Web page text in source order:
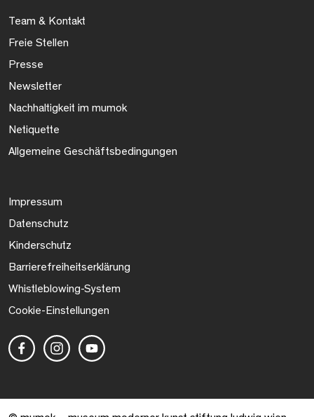
Team & Kontakt
Freie Stellen
Presse
Newsletter
Nachhaltigkeit im mumok
Netiquette
Allgemeine Geschäftsbedingungen
Impressum
Datenschutz
Kinderschutz
Barrierefreiheitserklärung
Whistleblowing-System
Cookie-Einstellungen